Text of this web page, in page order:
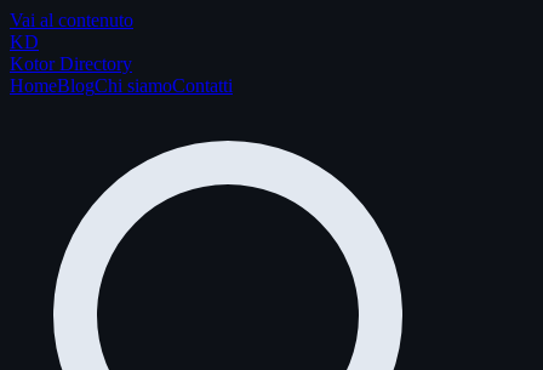
Vai al contenuto
KD
Kotor Directory
HomeBlogChi siamoContatti